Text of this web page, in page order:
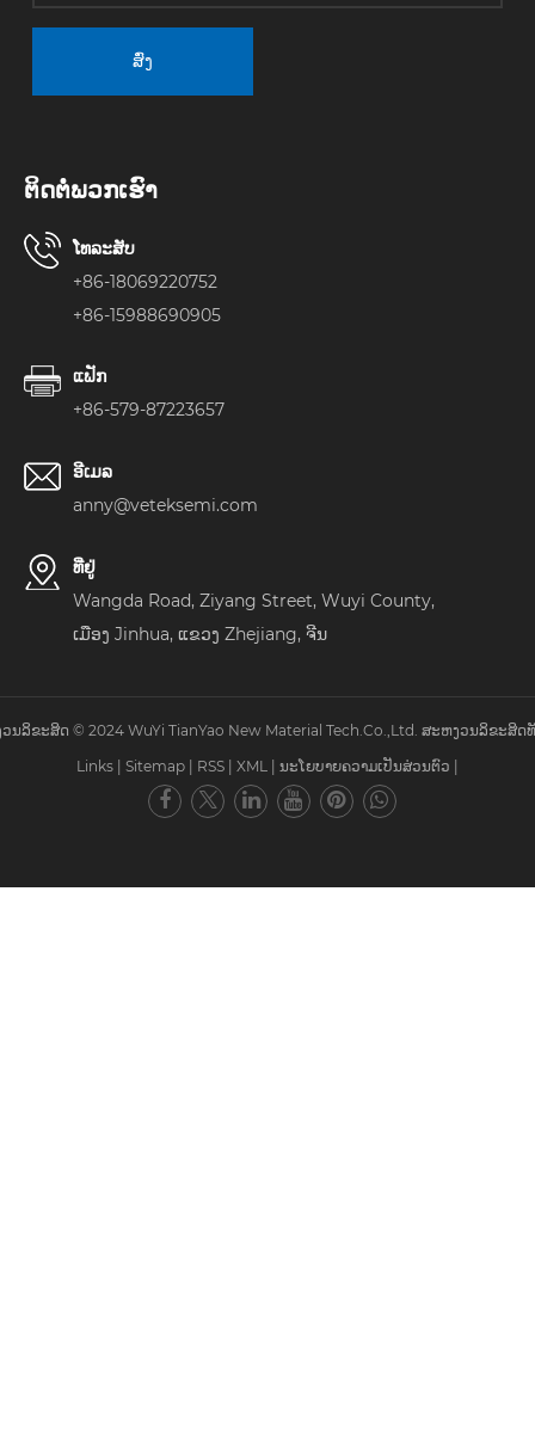
ສົ່ງ
ຕິດ​ຕໍ່​ພວກ​ເຮົາ
ໂທລະສັບ
+86-18069220752
+86-15988690905
ແຟັກ
+86-579-87223657
ອີເມລ
anny@veteksemi.com
ທີ່ຢູ່
Wangda Road, Ziyang Street, Wuyi County,
ເມືອງ Jinhua, ແຂວງ Zhejiang, ຈີນ
ນລິຂະສິດ © 2024 WuYi TianYao New Material Tech.Co.,Ltd. ສະຫງວນລິຂະສິດ
Links
Sitemap RSS XML ນະໂຍບາຍຄວາມເປັນສ່ວນຕົວ